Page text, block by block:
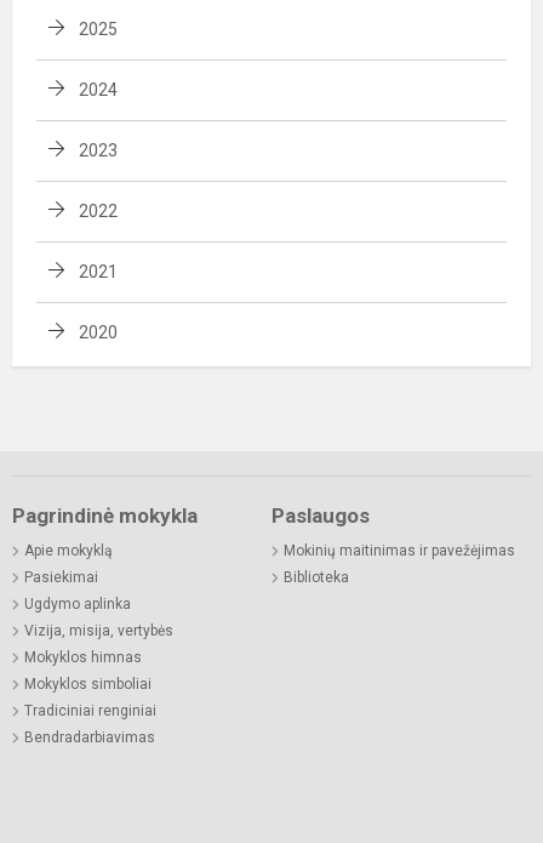
2025
2024
2023
2022
2021
2020
Pagrindinė mokykla
Apie mokyklą
Pasiekimai
Ugdymo aplinka
Vizija, misija, vertybės
Mokyklos himnas
Mokyklos simboliai
Tradiciniai renginiai
Bendradarbiavimas
Paslaugos
Mokinių maitinimas ir pavežėjimas
Biblioteka